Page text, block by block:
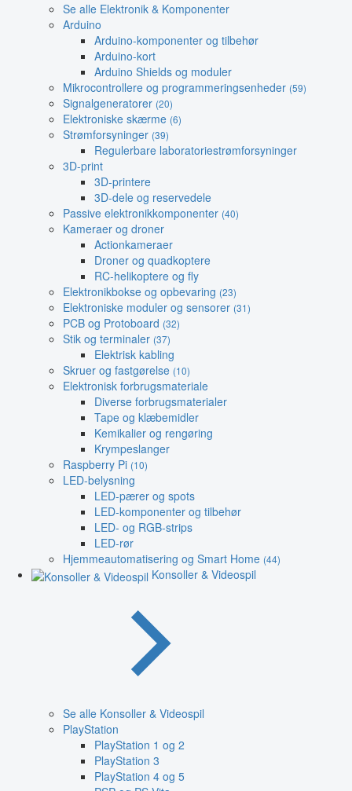
Se alle Elektronik & Komponenter
Arduino
Arduino-komponenter og tilbehør
Arduino-kort
Arduino Shields og moduler
Mikrocontrollere og programmeringsenheder (59)
Signalgeneratorer (20)
Elektroniske skærme (6)
Strømforsyninger (39)
Regulerbare laboratoriestrømforsyninger
3D-print
3D-printere
3D-dele og reservedele
Passive elektronikkomponenter (40)
Kameraer og droner
Actionkameraer
Droner og quadkoptere
RC-helikoptere og fly
Elektronikbokse og opbevaring (23)
Elektroniske moduler og sensorer (31)
PCB og Protoboard (32)
Stik og terminaler (37)
Elektrisk kabling
Skruer og fastgørelse (10)
Elektronisk forbrugsmateriale
Diverse forbrugsmaterialer
Tape og klæbemidler
Kemikalier og rengøring
Krympeslanger
Raspberry Pi (10)
LED-belysning
LED-pærer og spots
LED-komponenter og tilbehør
LED- og RGB-strips
LED-rør
Hjemmeautomatisering og Smart Home (44)
Konsoller & Videospil
Se alle Konsoller & Videospil
PlayStation
PlayStation 1 og 2
PlayStation 3
PlayStation 4 og 5